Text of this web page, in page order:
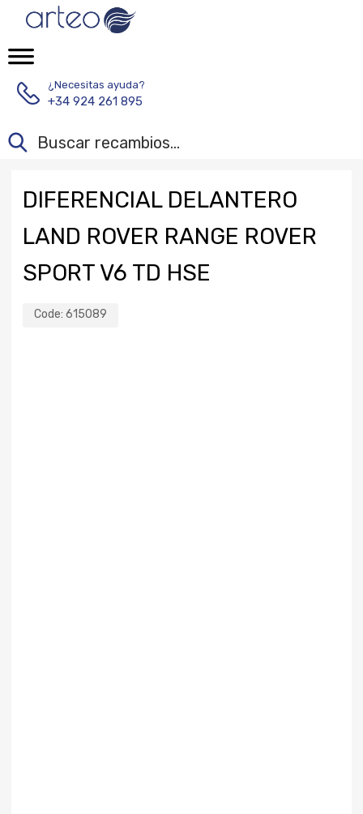
¿Necesitas ayuda?
+34 924 261 895
DIFERENCIAL DELANTERO
LAND ROVER RANGE ROVER
SPORT V6 TD HSE
Code: 615089